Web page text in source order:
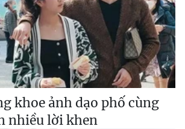
khoe ảnh dạo phố cùng
nhiều lời khen